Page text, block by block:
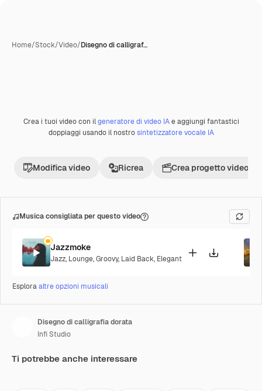
Home/Stock/Video/Disegno di calligraf…
Premium
Crea i tuoi video con ilgeneratore di video IAe aggiungi fantastici
doppiaggi usando il nostrosintetizzatore vocale IA
Modifica video Ricrea Crea progetto video
Musica consigliata per questo video
Jazzmoke
Jazz, Lounge,Groovy, Laid Back, Elegant
Esploraaltre opzioni musicali
Disegno di calligrafia dorata
Infi Studio
Ti potrebbe anche interessare